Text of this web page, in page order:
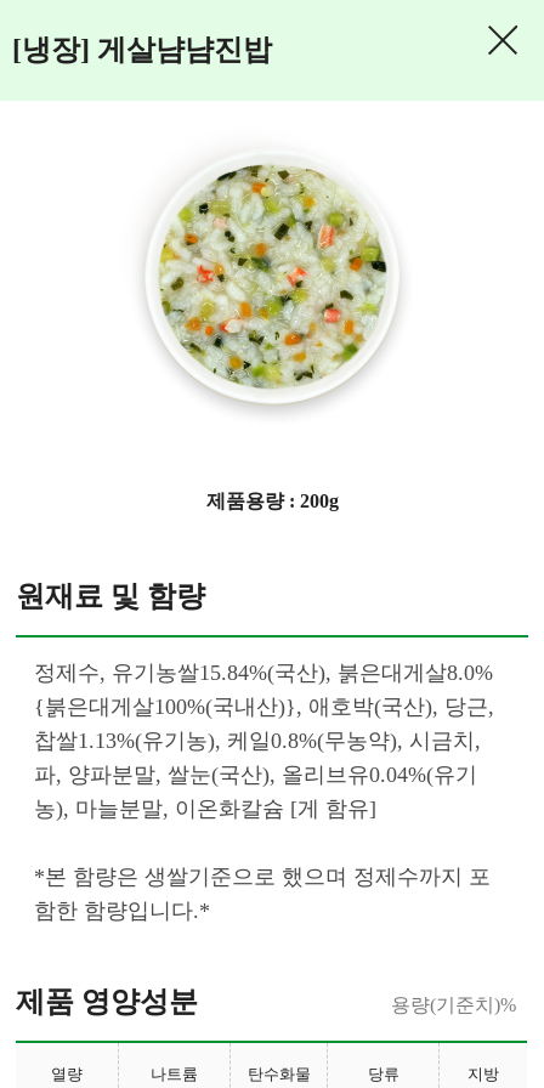
[냉장] 게살냠냠진밥
제품용량 : 200g
원재료 및 함량
정제수, 유기농쌀15.84%(국산), 붉은대게살8.0%
{붉은대게살100%(국내산)}, 애호박(국산), 당근,
찹쌀1.13%(유기농), 케일0.8%(무농약), 시금치,
파, 양파분말, 쌀눈(국산), 올리브유0.04%(유기
농), 마늘분말, 이온화칼슘 [게 함유]
*본 함량은 생쌀기준으로 했으며 정제수까지 포
제품 영양성분 용량(기준치)%
열량 나트륨 탄수화물 당류 지방